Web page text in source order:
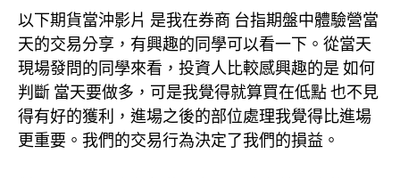
以下期貨當沖影片 是我在券商 台指期盤中體驗營當
天的交易分享，有興趣的同學可以看一下。從當天
現場發問的同學來看，投資人比較感興趣的是 如何
判斷 當天要做多，可是我覺得就算買在低點 也不見
得有好的獲利，進場之後的部位處理我覺得比進場
更重要。我們的交易行為決定了我們的損益。